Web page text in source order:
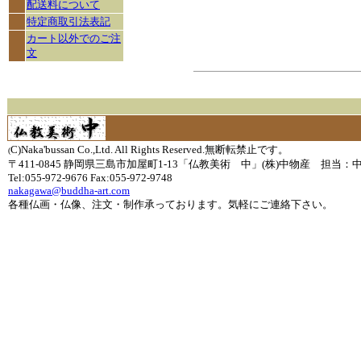
配送料について
特定商取引法表記
カート以外でのご注
文
(C)Naka'bussan Co.,Ltd. All Rights Reserved.無断転禁止です。
〒411-0845 静岡県三島市加屋町1-13「仏教美術 中」(株)中物産 担当：
Tel:055-972-9676 Fax:055-972-9748
nakagawa@buddha-art.com
各種仏画・仏像、注文・制作承っております。気軽にご連絡下さい。